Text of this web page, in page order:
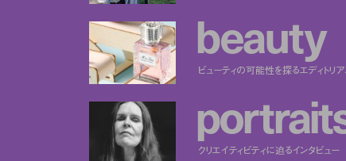
beauty
ビューティの可能性を探るエディトリ
portrait
クリエイティビティに迫るインタビュー